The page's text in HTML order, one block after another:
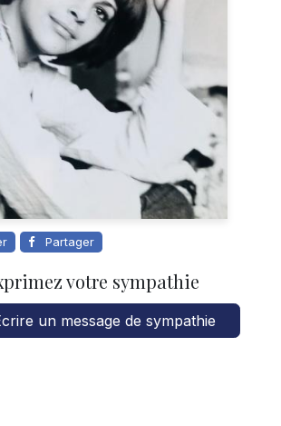
Partager
votre sympathie
un message de sympathie